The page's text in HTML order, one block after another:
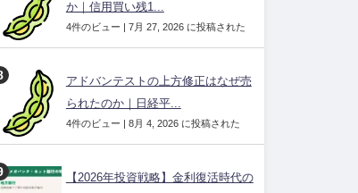
か｜信用買い残1...
4件のビュー | 7月 27, 2026 に投稿された
アドバンテストの上方修正はなぜ売
られたのか｜日経平...
4件のビュー | 8月 4, 2026 に投稿された
【2026年投資戦略】金利復活時代の